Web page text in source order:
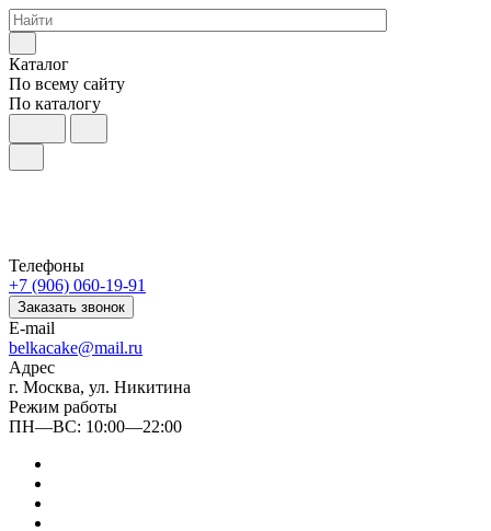
Каталог
По всему сайту
По каталогу
Телефоны
+7 (906) 060-19-91
Заказать звонок
E-mail
belkacake@mail.ru
Адрес
г. Москва, ул. Никитина
Режим работы
ПН—ВС: 10:00—22:00